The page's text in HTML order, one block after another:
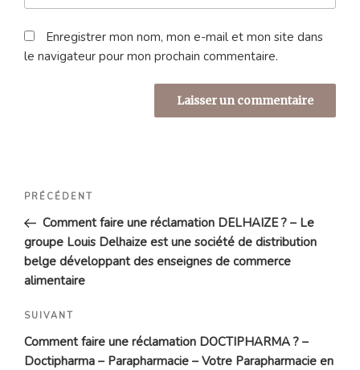
Enregistrer mon nom, mon e-mail et mon site dans
le navigateur pour mon prochain commentaire.
Navigation
l’article
Article
précédent
PRÉCÉDENT
Comment faire une réclamation DELHAIZE ? – Le
groupe Louis Delhaize est une société de distribution
belge développant des enseignes de commerce
alimentaire
Article
suivant
SUIVANT
Comment faire une réclamation DOCTIPHARMA ? –
Doctipharma – Parapharmacie – Votre Parapharmacie en